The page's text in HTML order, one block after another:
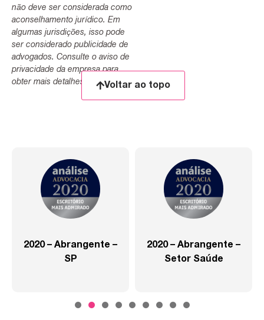
não deve ser considerada como
aconselhamento jurídico. Em
algumas jurisdições, isso pode
ser considerado publicidade de
advogados. Consulte o aviso de
privacidade da empresa para
obter mais detalhes.
Voltar ao topo
2020 – Abrangente –
SP
2020 – Abrangente –
Setor Saúde